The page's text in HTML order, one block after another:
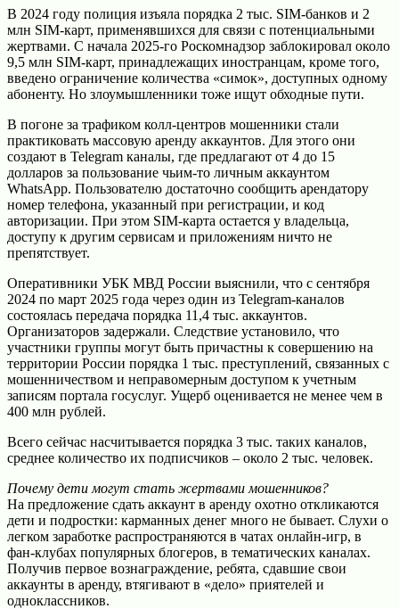
В 2024 году полиция изъяла порядка 2 тыс. SIM-банков и 2
млн SIM-карт, применявшихся для связи с потенциальными
жертвами. С начала 2025-го Роскомнадзор заблокировал около
9,5 млн SIM-карт, принадлежащих иностранцам, кроме того,
введено ограничение количества «симок», доступных одному
абоненту. Но злоумышленники тоже ищут обходные пути.
В погоне за трафиком колл-центров мошенники стали
практиковать массовую аренду аккаунтов. Для этого они
создают в Telegram каналы, где предлагают от 4 до 15
долларов за пользование чьим-то личным аккаунтом
WhatsApp. Пользователю достаточно сообщить арендатору
номер телефона, указанный при регистрации, и код
авторизации. При этом SIM-карта остается у владельца,
доступу к другим сервисам и приложениям ничто не
препятствует.
Оперативники УБК МВД России выяснили, что с сентября
2024 по март 2025 года через один из Telegram-каналов
состоялась передача порядка 11,4 тыс. аккаунтов.
Организаторов задержали. Следствие установило, что
участники группы могут быть причастны к совершению на
территории России порядка 1 тыс. преступлений, связанных с
мошенничеством и неправомерным доступом к учетным
записям портала госуслуг. Ущерб оценивается не менее чем в
400 млн рублей.
Всего сейчас насчитывается порядка 3 тыс. таких каналов,
среднее количество их подписчиков – около 2 тыс. человек.
Почему дети могут стать жертвами мошенников?
На предложение сдать аккаунт в аренду охотно откликаются
дети и подростки: карманных денег много не бывает. Слухи о
легком заработке распространяются в чатах онлайн-игр, в
фан-клубах популярных блогеров, в тематических каналах.
Получив первое вознаграждение, ребята, сдавшие свои
аккаунты в аренду, втягивают в «дело» приятелей и
одноклассников.